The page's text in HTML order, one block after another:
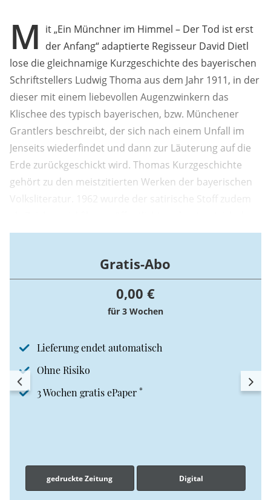
M it „Ein Münchner im Himmel – Der Tod ist erst
der Anfang“ adaptierte Regisseur David Dietl
lose die gleichnamige Kurzgeschichte des bayerischen
Schriftstellers Ludwig Thoma aus dem Jahr 1911, in der
dieser mit einem liebevollen Augenzwinkern das
Klischee des typisch bayerischen, bzw. Münchener
Grantlers beschreibt, der sich nach einem Unfall im
Jenseits wiederfindet und dann zur Läuterung auf die
Erde zurückgeschickt wird. Thomas Kurzgeschichte
gehört zu den meistzitierten Werken der bayerischen
Volksliteratur. 1962 wurde der satirische Stoff zudem
Kultstatus der humorvollen Geschichte über ein
Gratis-Abo
0,00 €
für 3 Wochen
Lieferung endet automatisch
Ohne Risiko
3 Wochen gratis ePaper *
gedruckte Zeitung Digital